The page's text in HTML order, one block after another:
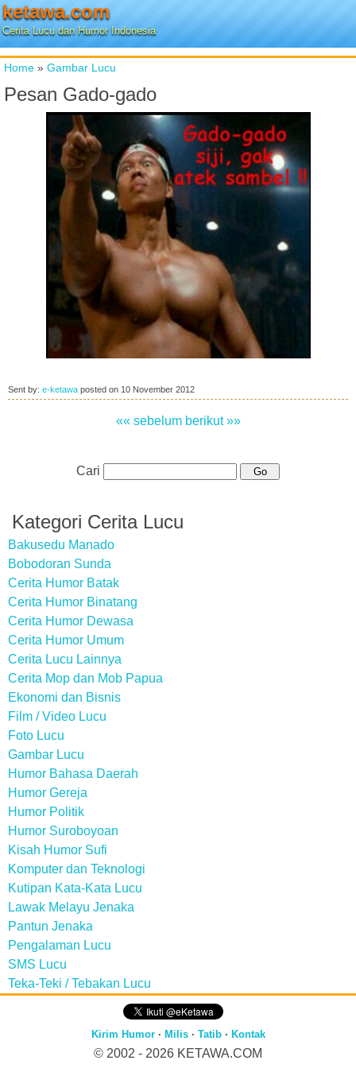
ketawa.com
Cerita Lucu dan Humor Indonesia
Home » Gambar Lucu
Pesan Gado-gado
Sent by: e-ketawa posted on 10 November 2012
«« sebelum berikut »»
Cari
Kategori Cerita Lucu
Bakusedu Manado
Bobodoran Sunda
Cerita Humor Batak
Cerita Humor Binatang
Cerita Humor Dewasa
Cerita Humor Umum
Cerita Lucu Lainnya
Cerita Mop dan Mob Papua
Ekonomi dan Bisnis
Film / Video Lucu
Foto Lucu
Gambar Lucu
Humor Bahasa Daerah
Humor Gereja
Humor Politik
Humor Suroboyoan
Kisah Humor Sufi
Komputer dan Teknologi
Kutipan Kata-Kata Lucu
Lawak Melayu Jenaka
Pantun Jenaka
Pengalaman Lucu
SMS Lucu
Teka-Teki / Tebakan Lucu
Kirim Humor· Milis· Tatib· Kontak
© 2002 - 2026 KETAWA.COM